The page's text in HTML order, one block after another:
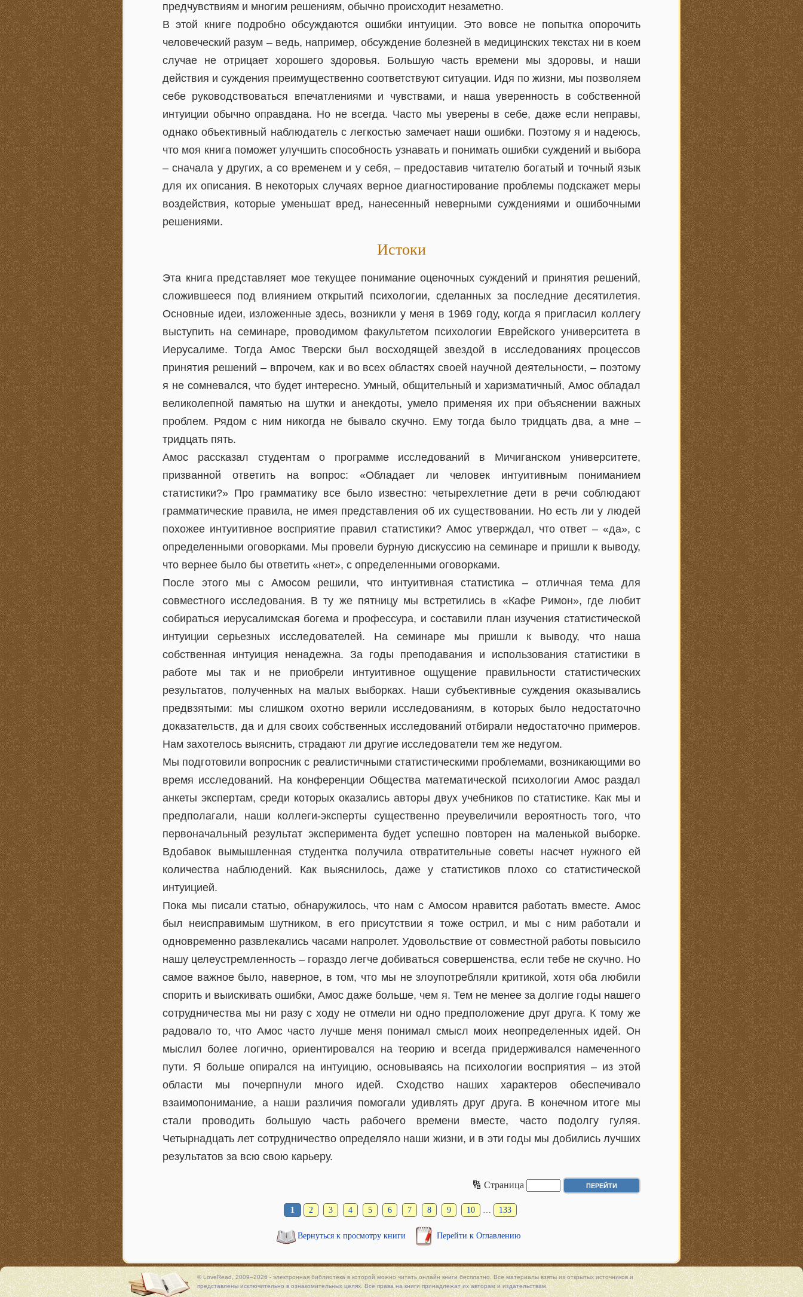
предчувствиям и многим решениям, обычно происходит незаметно.
В этой книге подробно обсуждаются ошибки интуиции. Это вовсе не попытка опорочить
человеческий разум – ведь, например, обсуждение болезней в медицинских текстах ни в коем
случае не отрицает хорошего здоровья. Большую часть времени мы здоровы, и наши
действия и суждения преимущественно соответствуют ситуации. Идя по жизни, мы позволяем
себе руководствоваться впечатлениями и чувствами, и наша уверенность в собственной
интуиции обычно оправдана. Но не всегда. Часто мы уверены в себе, даже если неправы,
однако объективный наблюдатель с легкостью замечает наши ошибки. Поэтому я и надеюсь,
что моя книга поможет улучшить способность узнавать и понимать ошибки суждений и выбора
– сначала у других, а со временем и у себя, – предоставив читателю богатый и точный язык
для их описания. В некоторых случаях верное диагностирование проблемы подскажет меры
воздействия, которые уменьшат вред, нанесенный неверными суждениями и ошибочными
решениями.
Истоки
Эта книга представляет мое текущее понимание оценочных суждений и принятия решений,
сложившееся под влиянием открытий психологии, сделанных за последние десятилетия.
Основные идеи, изложенные здесь, возникли у меня в 1969 году, когда я пригласил коллегу
выступить на семинаре, проводимом факультетом психологии Еврейского университета в
Иерусалиме. Тогда Амос Тверски был восходящей звездой в исследованиях процессов
принятия решений – впрочем, как и во всех областях своей научной деятельности, – поэтому
я не сомневался, что будет интересно. Умный, общительный и харизматичный, Амос обладал
великолепной памятью на шутки и анекдоты, умело применяя их при объяснении важных
проблем. Рядом с ним никогда не бывало скучно. Ему тогда было тридцать два, а мне –
тридцать пять.
Амос рассказал студентам о программе исследований в Мичиганском университете,
призванной ответить на вопрос: «Обладает ли человек интуитивным пониманием
статистики?» Про грамматику все было известно: четырехлетние дети в речи соблюдают
грамматические правила, не имея представления об их существовании. Но есть ли у людей
похожее интуитивное восприятие правил статистики? Амос утверждал, что ответ – «да», с
определенными оговорками. Мы провели бурную дискуссию на семинаре и пришли к выводу,
что вернее было бы ответить «нет», с определенными оговорками.
После этого мы с Амосом решили, что интуитивная статистика – отличная тема для
совместного исследования. В ту же пятницу мы встретились в «Кафе Римон», где любит
собираться иерусалимская богема и профессура, и составили план изучения статистической
интуиции серьезных исследователей. На семинаре мы пришли к выводу, что наша
собственная интуиция ненадежна. За годы преподавания и использования статистики в
работе мы так и не приобрели интуитивное ощущение правильности статистических
результатов, полученных на малых выборках. Наши субъективные суждения оказывались
предвзятыми: мы слишком охотно верили исследованиям, в которых было недостаточно
доказательств, да и для своих собственных исследований отбирали недостаточно примеров.
Нам захотелось выяснить, страдают ли другие исследователи тем же недугом.
Мы подготовили вопросник с реалистичными статистическими проблемами, возникающими во
время исследований. На конференции Общества математической психологии Амос раздал
анкеты экспертам, среди которых оказались авторы двух учебников по статистике. Как мы и
предполагали, наши коллеги-эксперты существенно преувеличили вероятность того, что
первоначальный результат эксперимента будет успешно повторен на маленькой выборке.
Вдобавок вымышленная студентка получила отвратительные советы насчет нужного ей
количества наблюдений. Как выяснилось, даже у статистиков плохо со статистической
интуицией.
Пока мы писали статью, обнаружилось, что нам с Амосом нравится работать вместе. Амос
был неисправимым шутником, в его присутствии я тоже острил, и мы с ним работали и
одновременно развлекались часами напролет. Удовольствие от совместной работы повысило
нашу целеустремленность – гораздо легче добиваться совершенства, если тебе не скучно. Но
самое важное было, наверное, в том, что мы не злоупотребляли критикой, хотя оба любили
спорить и выискивать ошибки, Амос даже больше, чем я. Тем не менее за долгие годы нашего
сотрудничества мы ни разу с ходу не отмели ни одно предположение друг друга. К тому же
радовало то, что Амос часто лучше меня понимал смысл моих неопределенных идей. Он
мыслил более логично, ориентировался на теорию и всегда придерживался намеченного
пути. Я больше опирался на интуицию, основываясь на психологии восприятия – из этой
области мы почерпнули много идей. Сходство наших характеров обеспечивало
взаимопонимание, а наши различия помогали удивлять друг друга. В конечном итоге мы
стали проводить большую часть рабочего времени вместе, часто подолгу гуляя.
Четырнадцать лет сотрудничество определяло наши жизни, и в эти годы мы добились лучших
результатов за всю свою карьеру.
🔢 Страница
1 2 3 4 5 6 7 8 9 10 … 133
Вернуться к просмотру книги Перейти к Оглавлению
© LoveRead, 2009–2026 - электронная библиотека в которой можночитать онлайн книгибесплатно. Все материалы взяты из открытых источников и
представлены исключительно в ознакомительных целях. Все права на книги принадлежат их авторам и издательствам.